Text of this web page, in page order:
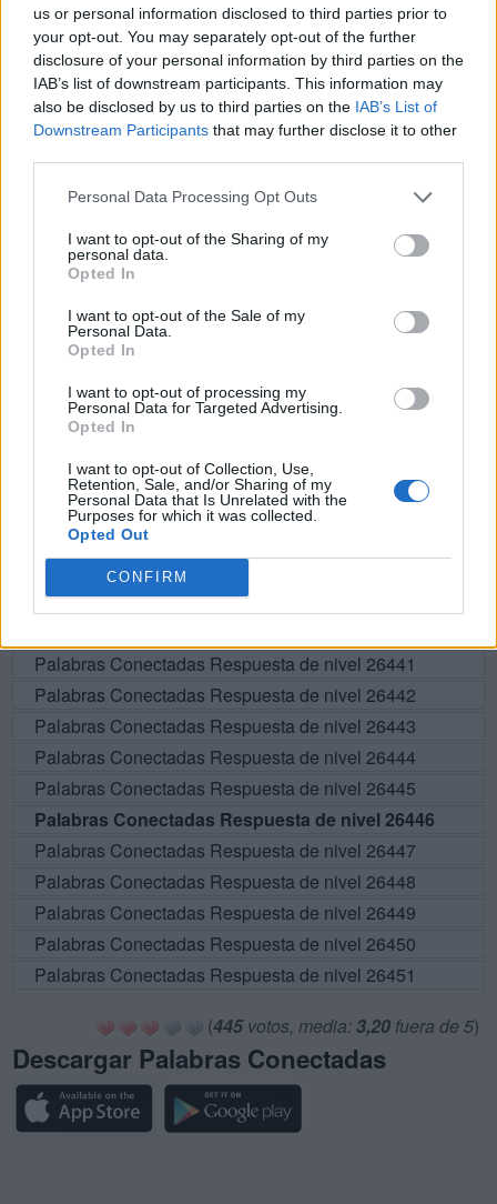
us or personal information disclosed to third parties prior to
your opt-out. You may separately opt-out of the further
disclosure of your personal information by third parties on the
IAB’s list of downstream participants. This information may
also be disclosed by us to third parties on the IAB’s List of
Downstream Participants that may further disclose it to other
Personal Data Processing Opt Outs
I want to opt-out of the Sharing of my
personal data.
Opted In
I want to opt-out of the Sale of my
Personal Data.
Opted In
I want to opt-out of processing my
Personal Data for Targeted Advertising.
Opted In
I want to opt-out of Collection, Use,
Retention, Sale, and/or Sharing of my
Personal Data that Is Unrelated with the
Purposes for which it was collected.
Opted Out
CONFIRM
C
E D
A
S
A U C
E
S
A C U D
E
U
S
A
U
S
E
S
A
A
A S
C U
D U C
A
BUSCAR MÁS
RESPUESTAS
Por favor seleccione los niveles:
Palabras Conectadas Respuesta de nivel 26441
Palabras Conectadas Respuesta de nivel 26442
Palabras Conectadas Respuesta de nivel 26443
Palabras Conectadas Respuesta de nivel 26444
Palabras Conectadas Respuesta de nivel 26445
Palabras Conectadas Respuesta de nivel 26446
Palabras Conectadas Respuesta de nivel 26447
Palabras Conectadas Respuesta de nivel 26448
Palabras Conectadas Respuesta de nivel 26449
Palabras Conectadas Respuesta de nivel 26450
Palabras Conectadas Respuesta de nivel 26451
(445votos, media: 3,20 fuera de 5)
Descargar Palabras Conectadas